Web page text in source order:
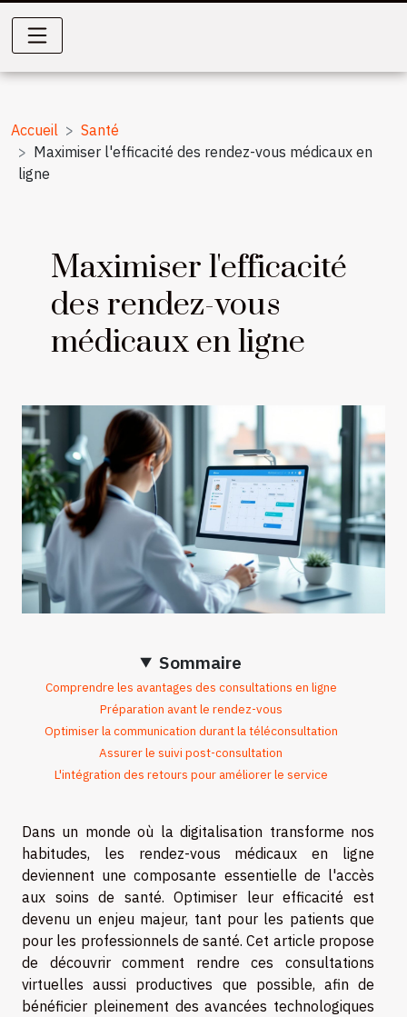
Accueil
Santé
Maximiser l'efficacité des rendez-vous médicaux en
ligne
Maximiser l'efficacité
des rendez-vous
médicaux en ligne
Sommaire
Comprendre les avantages des consultations en ligne
Préparation avant le rendez-vous
Optimiser la communication durant la téléconsultation
Assurer le suivi post-consultation
L'intégration des retours pour améliorer le service
Dans un monde où la digitalisation transforme nos
habitudes, les rendez-vous médicaux en ligne
deviennent une composante essentielle de l'accès
aux soins de santé. Optimiser leur efficacité est
devenu un enjeu majeur, tant pour les patients que
pour les professionnels de santé. Cet article propose
de découvrir comment rendre ces consultations
virtuelles aussi productives que possible, afin de
bénéficier pleinement des avancées technologiques